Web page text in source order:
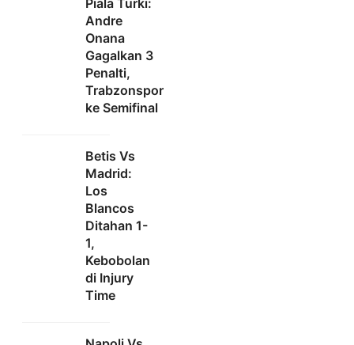
Andre
Onana
Gagalkan 3
Penalti,
Trabzonspor
ke Semifinal
Betis Vs
Madrid:
Los
Blancos
Ditahan 1-
1,
Kebobolan
di Injury
Time